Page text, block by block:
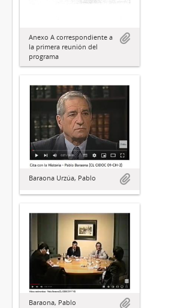
Anexo A correspondiente a
la primera reunión del
programa
Baraona Urzúa, Pablo
Baraona, Pablo